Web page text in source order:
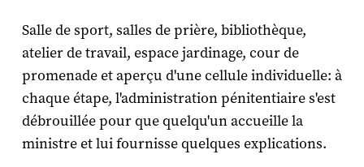
Salle de sport, salles de prière, bibliothèque,
atelier de travail, espace jardinage, cour de
promenade et aperçu d'une cellule individuelle: à
chaque étape, l'administration pénitentiaire s'est
débrouillée pour que quelqu'un accueille la
ministre et lui fournisse quelques explications.